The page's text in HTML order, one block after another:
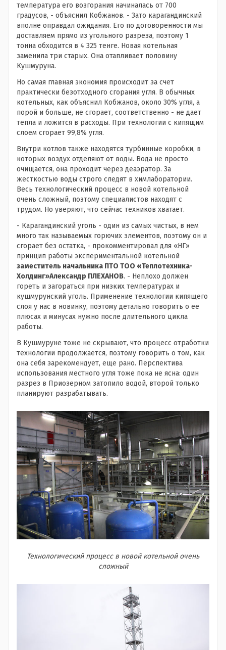
температура его возгорания начиналась от 700
градусов, - объяснил Кобжанов. - Зато карагандинский
вполне оправдал ожидания. Его по договоренности мы
доставляем прямо из угольного разреза, поэтому 1
тонна обходится в 4 325 тенге. Новая котельная
заменила три старых. Она отапливает половину
Кушмуруна.
Но самая главная экономия происходит за счет
практически безотходного сгорания угля. В обычных
котельных, как объяснил Кобжанов, около 30% угля, а
порой и больше, не сгорает, соответственно - не дает
тепла и ложится в расходы. При технологии с кипящим
слоем сгорает 99,8% угля.
Внутри котлов также находятся турбинные коробки, в
которых воздух отделяют от воды. Вода не просто
очищается, она проходит через деаэратор. За
жесткостью воды строго следят в химлаборатории.
Весь технологический процесс в новой котельной
очень сложный, поэтому специалистов находят с
трудом. Но уверяют, что сейчас техников хватает.
- Карагандинский уголь - один из самых чистых, в нем
много так называемых горючих элементов, поэтому он и
сгорает без остатка, - прокомментировал для «НГ»
принцип работы экспериментальной котельной
заместитель начальника ПТО ТОО «Теплотехника-
Холдинг»Александр ПЛЕХАНОВ. - Неплохо должен
гореть и загораться при низких температурах и
кушмурунский уголь. Применение технологии кипящего
слоя у нас в новинку, поэтому детально говорить о ее
плюсах и минусах нужно после длительного цикла
работы.
В Кушмуруне тоже не скрывают, что процесс отработки
технологии продолжается, поэтому говорить о том, как
она себя зарекомендует, еще рано. Перспектива
использования местного угля тоже пока не ясна: один
разрез в Приозерном затопило водой, второй только
планируют разрабатывать.
Технологический процесс в новой котельной очень
сложный